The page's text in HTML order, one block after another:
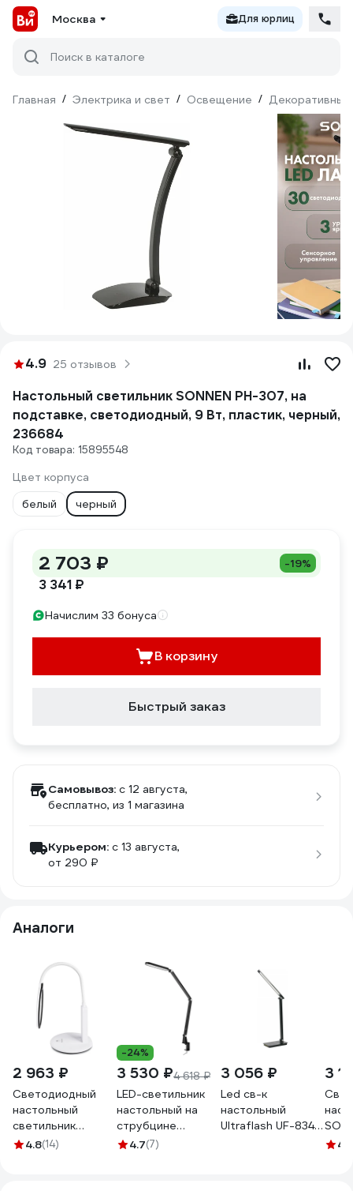
Москва Для юрлиц
Поиск в каталоге
Главная / Электрика и свет / Освещение / Декоративный
4.9 25 отзывов
Настольный светильник SONNEN PH-307, на
подставке, светодиодный, 9 Вт, пластик, черный,
236684
Код товара: 15895548
Цвет корпуса
белый
черный
2 703 ₽ -19%
3 341 ₽
Начислим 33 бонуса
В корзину
Быстрый заказ
Самовывоз: c 12 августа,
бесплатно, из 1 магазина
Курьером: c 13 августа,
от 290 ₽
Аналоги
2 963 ₽
Светодиодный
настольный
светильник
Smartbuy Тритон,
4.8(14)
-24%
3 530 ₽4 618 ₽
LED-светильник
настольный на
струбцине
Camelion KD-860
4.7(7)
3 056 ₽
Led св-к
настольный
Ultraflash UF-834
3
на4.8